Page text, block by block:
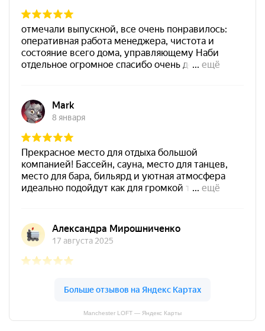
Manchester LOFT — Яндекс Карты